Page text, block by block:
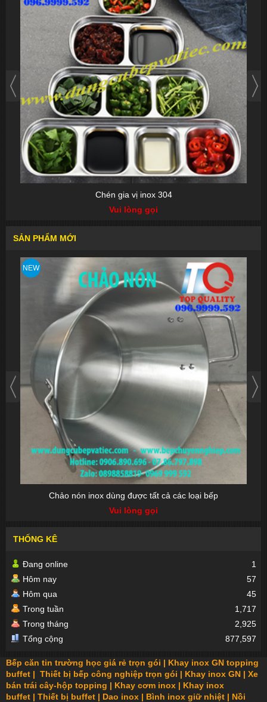
Chén gia vị inox 304
Vui lòng gọi
SẢN PHẨM MỚI
NEW
Chảo nón inox dùng được tất cả các loại bếp
Vui lòng gọi
THỐNG KÊ
Đang online
1
Hôm nay
57
Hôm qua
45
Trong tuần
1,717
Trong tháng
2,925
Tổng cộng
877,597
Bếp căn tin trường học giá rẻ trọn gói | Khay inox GN topping
buffet | Thiết bị bếp công nghiệp trọn gói | Khay inox GN | Xe
bán trái cây-hộp topping | Khay cơm inox | Khay inox
buffet | Thiết bị buffet | Dao inox | Bình inox giữ nhiệt | Nồi